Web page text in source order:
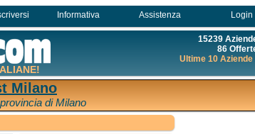
Informativa Assistenza Login
15239
86
Ultime 10
Milano
di Milano